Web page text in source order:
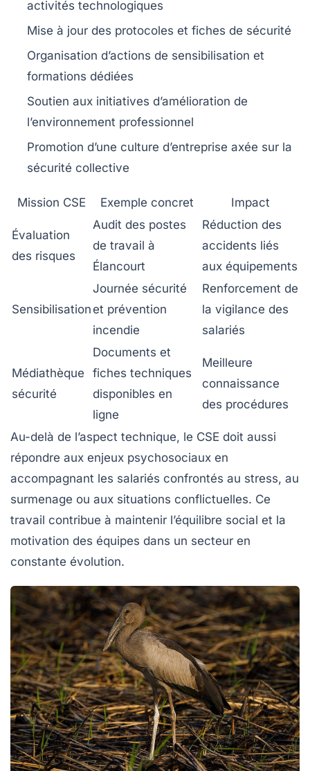
activités technologiques
Mise à jour des protocoles et fiches de sécurité
Organisation d’actions de sensibilisation et
formations dédiées
Soutien aux initiatives d’amélioration de
l’environnement professionnel
Promotion d’une culture d’entreprise axée sur la
sécurité collective
Mission CSE Exemple concret Impact
Évaluation
des risques
Audit des postes
de travail à
Élancourt
Réduction des
accidents liés
aux équipements
Sensibilisation
Journée sécurité
et prévention
incendie
Renforcement de
la vigilance des
salariés
Médiathèque
sécurité
Documents et
fiches techniques
disponibles en
ligne
Meilleure
connaissance
des procédures
Au-delà de l’aspect technique, le CSE doit aussi
répondre aux enjeux psychosociaux en
accompagnant les salariés confrontés au stress, au
surmenage ou aux situations conflictuelles. Ce
travail contribue à maintenir l’équilibre social et la
motivation des équipes dans un secteur en
constante évolution.